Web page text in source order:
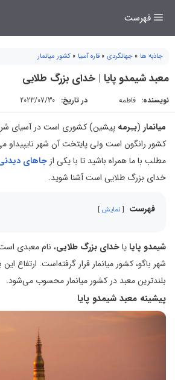
فهرست
جاذبه ها » جهانگردی » قاره آسیا » کشور میانمار
معبد شیمدو پایا | خدای بزرگ طلایی
نویسنده: فاطمه در تاریخ: 2023/07/30
میانمار (بـِرمه پیشین) کشوری است در آسیای
کشور رانگون است ولی پایتخت آن شهر نایپیداو
مطلب با ما همراه باشید تا با یکی از جاهای دیدنی
خدای بزرگ طلایی است آشنا شوید.
فهرست نمایش
شیمدو پایا یاخدای بزرگ طلایی، نام معبدی
بلندترین معبد در کشور میانمار محسوب می‌شود.
پیشینه معبد شیمدو پایا